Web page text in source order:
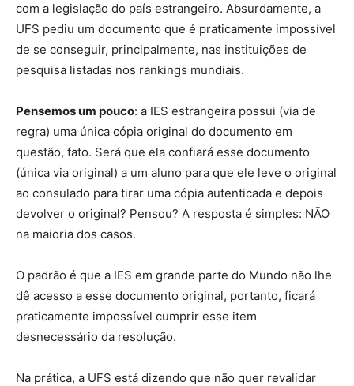
com a legislação do país estrangeiro. Absurdamente, a
UFS pediu um documento que é praticamente impossível
de se conseguir, principalmente, nas instituições de
pesquisa listadas nos rankings mundiais.
Pensemos um pouco: a IES estrangeira possui (via de
regra) uma única cópia original do documento em
questão, fato. Será que ela confiará esse documento
(única via original) a um aluno para que ele leve o original
ao consulado para tirar uma cópia autenticada e depois
devolver o original? Pensou? A resposta é simples: NÃO
na maioria dos casos.
O padrão é que a IES em grande parte do Mundo não lhe
dê acesso a esse documento original, portanto, ficará
praticamente impossível cumprir esse item
desnecessário da resolução.
Na prática, a UFS está dizendo que não quer revalidar